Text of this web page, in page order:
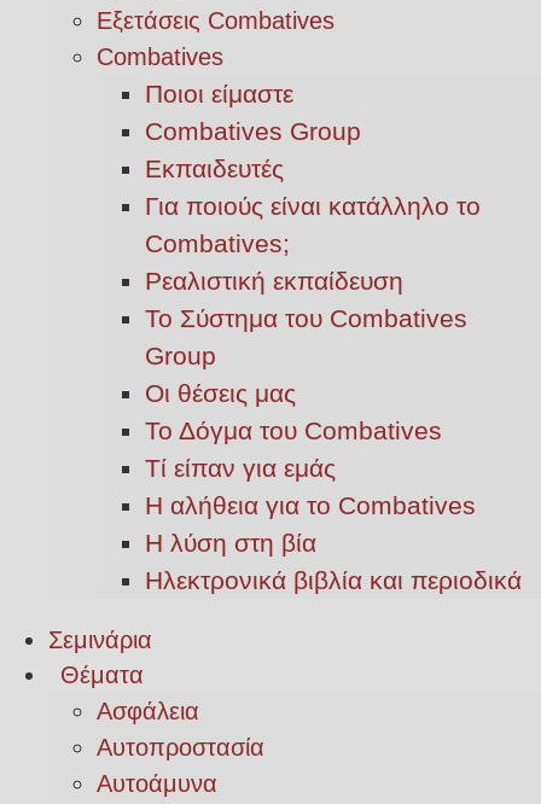
Εξετάσεις Combatives
Combatives
Ποιοι είμαστε
Combatives Group
Εκπαιδευτές
Για ποιούς είναι κατάλληλο το
Combatives;
Ρεαλιστική εκπαίδευση
Το Σύστημα του Combatives
Group
Οι θέσεις μας
Το Δόγμα του Combatives
Τί είπαν για εμάς
Η αλήθεια για το Combatives
Η λύση στη βία
Ηλεκτρονικά βιβλία και περιοδικά
Σεμινάρια
Θέματα
Ασφάλεια
Αυτοπροστασία
Αυτοάμυνα